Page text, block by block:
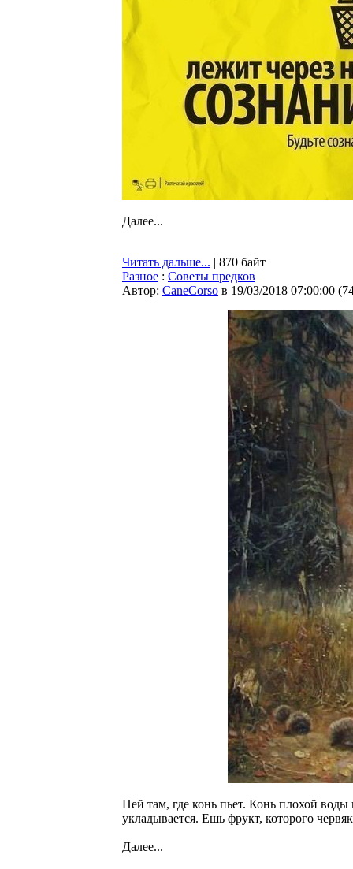
Далее...
Читать дальше... | 870 байт
Разное : Советы предков
Автор: CaneCorso в 19/03/2018 07:00:00 (
Пей там, где конь пьет. Конь плохой воды
укладывается. Ешь фрукт, которого
Далее...